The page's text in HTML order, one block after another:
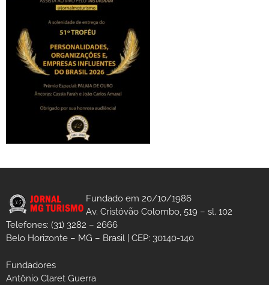
Fundado em 20/10/1986
Av. Cristóvão Colombo, 519 – sl. 102
Telefones: (31) 3282 – 2666
Belo Horizonte – MG – Brasil | CEP: 30140-140
Fundadores
Antônio Claret Guerra